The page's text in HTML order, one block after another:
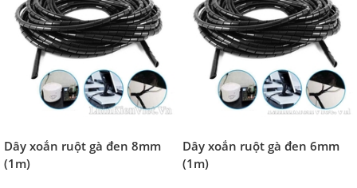
Dây xoắn ruột gà đen 8mm
(1m)
Dây xoắn ruột gà đen 6mm
(1m)